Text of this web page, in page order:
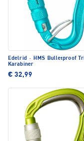
Edelrid · HMS Bulletproof
Karabiner
€ 32,99